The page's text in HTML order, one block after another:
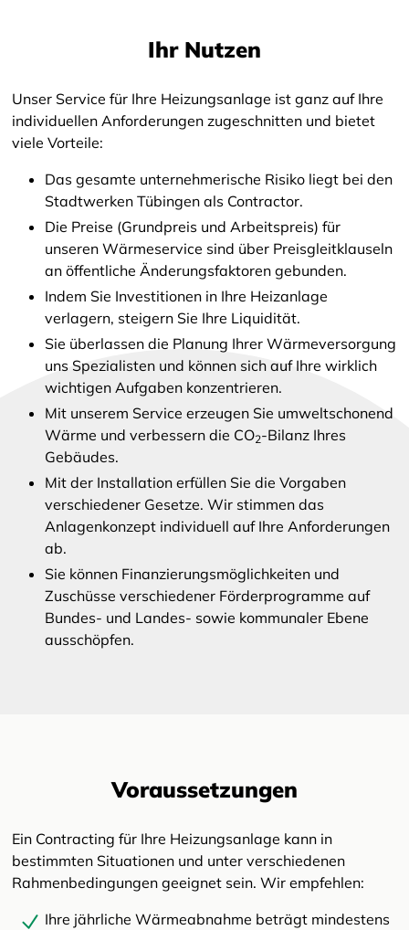
Ihr Nutzen
Unser Service für Ihre Heizungsanlage ist ganz auf Ihre
individuellen Anforderungen zugeschnitten und bietet
viele Vorteile:
Das gesamte unternehmerische Risiko liegt bei den
Stadtwerken Tübingen als Contractor.
Die Preise (Grundpreis und Arbeitspreis) für
unseren Wärmeservice sind über Preisgleitklauseln
an öffentliche Änderungsfaktoren gebunden.
Indem Sie Investitionen in Ihre Heizanlage
verlagern, steigern Sie Ihre Liquidität.
Sie überlassen die Planung Ihrer Wärmeversorgung
uns Spezialisten und können sich auf Ihre wirklich
wichtigen Aufgaben konzentrieren.
Mit unserem Service erzeugen Sie umweltschonend
Wärme und verbessern die CO2-Bilanz Ihres
Gebäudes.
Mit der Installation erfüllen Sie die Vorgaben
verschiedener Gesetze. Wir stimmen das
Anlagenkonzept individuell auf Ihre Anforderungen
ab.
Sie können Finanzierungsmöglichkeiten und
Zuschüsse verschiedener Förderprogramme auf
Bundes- und Landes- sowie kommunaler Ebene
ausschöpfen.
Voraussetzungen
Ein Contracting für Ihre Heizungsanlage kann in
bestimmten Situationen und unter verschiedenen
Rahmenbedingungen geeignet sein. Wir empfehlen:
Ihre jährliche Wärmeabnahme beträgt mindestens